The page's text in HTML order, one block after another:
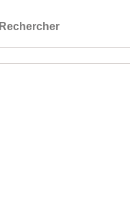
Rechercher